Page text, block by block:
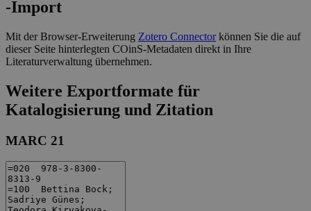
-Import
Mit der Browser-Erweiterung Zotero Connectorkönnen Sie die auf
dieser Seite hinterlegten COinS-Metadaten direkt in Ihre
Literaturverwaltung übernehmen.
Weitere Exportformate für
Katalogisierung und Zitation
MARC 21